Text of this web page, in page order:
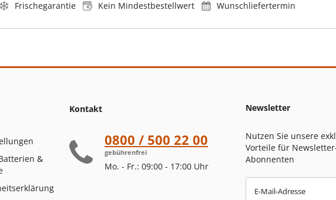
Frischegarantie Kein Mindestbestellwert Wunschliefertermin
&
Kontakt
0800 / 500 22 00
gebührenfrei
Mo. - Fr.: 09:00 - 17:00 Uhr
Newsletter
Nutzen Sie unsere
Vorteile für
Abonnenten
E-Mail-Adresse